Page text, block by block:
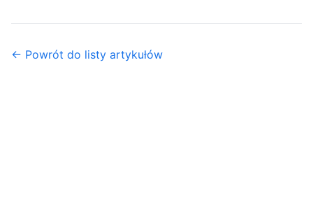
← Powrót do listy artykułów